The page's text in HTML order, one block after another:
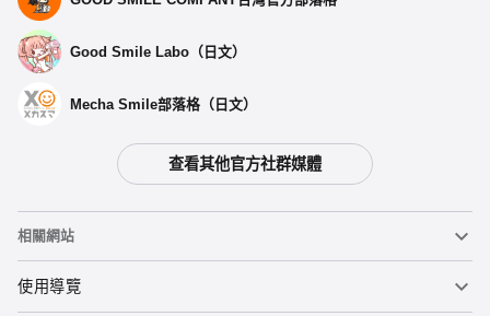
Good Smile Labo（日文）
Mecha Smile部落格（日文）
查看其他官方社群媒體
相關網站
黏土人
使用導覽